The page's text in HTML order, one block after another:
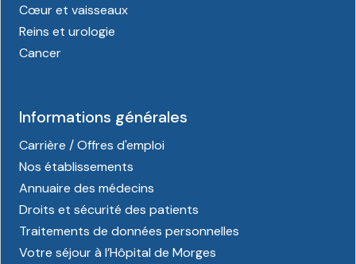
Cœur et vaisseaux
Reins et urologie
Cancer
Informations générales
Carrière / Offres d'emploi
Nos établissements
Annuaire des médecins
Droits et sécurité des patients
Traitements de données personnelles
Votre séjour à l’Hôpital de Morges